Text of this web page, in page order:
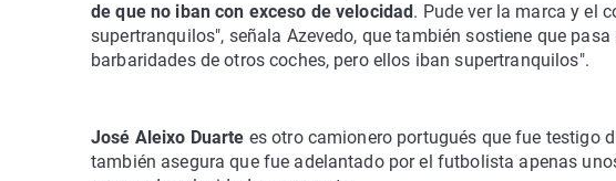
de que no iban con exceso de velocidad . Pude ver la marca y el
supertranquilos", señala Azevedo, que también sostiene que
barbaridades de otros coches, pero ellos iban supertranquilos".
José Aleixo Duarte es otro camionero portugués que fue testigo
también asegura que fue adelantado por el futbolista apenas